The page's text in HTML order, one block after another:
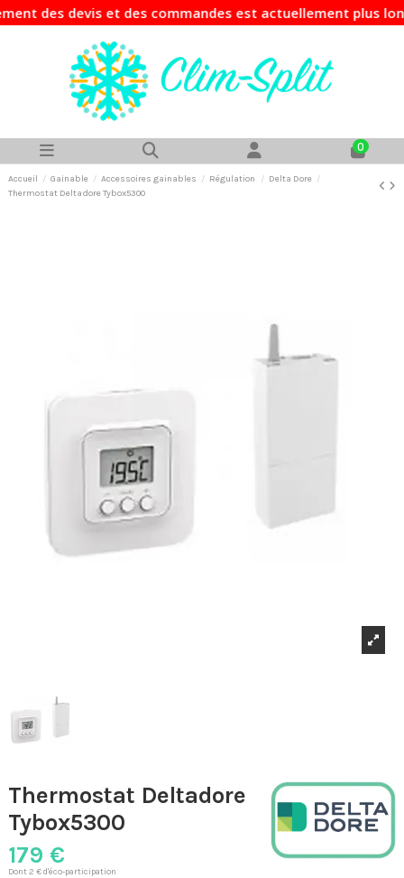
devis et des commandes est actuellement plus
0
Accueil Gainable Accessoires gainables Régulation
Delta Dore
Thermostat Deltadore Tybox5300
Thermostat Deltadore
Tybox5300
179 €
Dont 2 € d'éco-participation